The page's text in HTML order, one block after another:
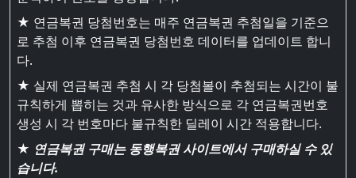
★ 연금복권 당첨번호는 매주 연금복권 추첨일을 기준으
로 추첨 이후 연금복권 당첨번호 데이터를 업데이트 합니
다.
★ 실제 연금복권 추첨 시 각 당첨볼이 추첨되는 시간이 불
규칙하게 뽑히는 것과 유사한 방식으로 각 연금복권번호
생성 시 각 번호마다 불규칙한 딜레이 시간 적용합니다.
★ 연금복권 구매는 동행복권 사이트에서 구매하실 수 있
습니다.